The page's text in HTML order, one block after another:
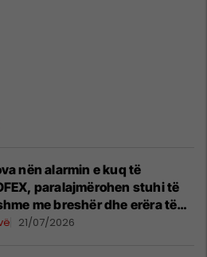
nën alarmin e kuq të
paralajmërohen stuhi të
me breshër dhe erëra të
21/07/2026